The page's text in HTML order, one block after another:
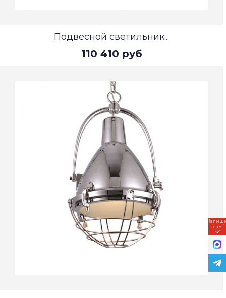
Подвесной светильник...
110 410 руб
нам